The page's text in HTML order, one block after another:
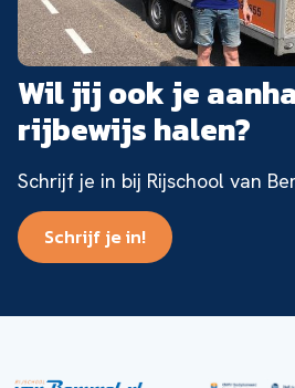
Wil jij ook je
rijbewijs halen?
Schrijf je in bij Rijschool van
Schrijf je in!